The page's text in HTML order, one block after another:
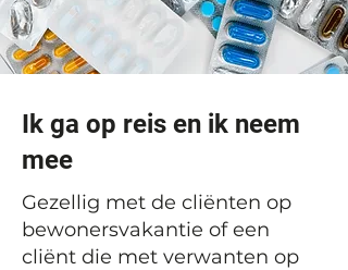
Ik ga op reis en ik neem
mee
Gezellig met de cliënten op
bewonersvakantie of een
cliënt die met verwanten op